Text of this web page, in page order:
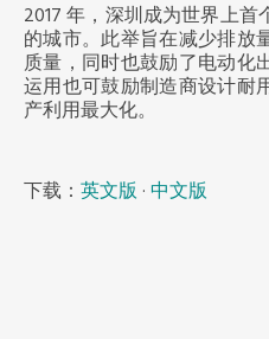
欧洲秘书处
加拿大办公室
美国办公室
2017 年，深圳成为世界上
的城市。此举旨在减少排放
质量，同时也鼓励了电动化
运用也可鼓励制造商设计耐
产利用最大化。
下载： 英文版·中文版